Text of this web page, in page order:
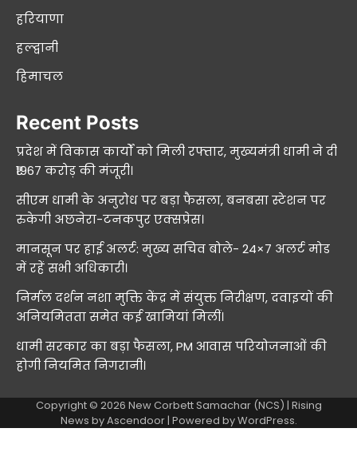
हरियाणा
हल्द्वानी
हिमाचल
Recent Posts
प्रदेश में विकास कार्यों को मिली रफ्तार, मुख्यमंत्री धामी ने दी
₹1967 करोड़ की मंजूरी।
सीएम धामी के अनुरोध पर बड़ा फैसला, बनबसा स्टेशन पर
रुकेगी अछनेरा-टनकपुर एक्सप्रेस।
मानसून पर हाई अलर्ट: मुख्य सचिव बोले- 24×7 अलर्ट मोड
में रहें सभी अधिकारी।
निर्मल दर्शन नशा मुक्ति केंद्र में संयुक्त निरीक्षण, दवाइयों की
अनियमितता समेत कई खामियां मिलीं।
धामी सरकार का बड़ा फैसला, PM आवास परियोजनाओं की
होगी नियमित निगरानी।
Copyright © 2026 New Corbett Samachar (NCS) | Rising
News byAscendoor| Powered byWordPress.